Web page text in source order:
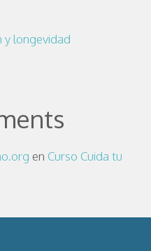
y longevidad
en Curso Cuida tu